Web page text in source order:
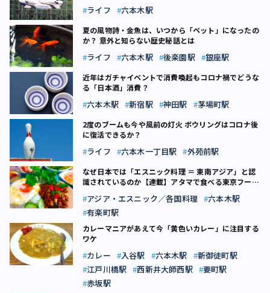
ライフ 六本木駅
夏の風物詩・金魚は、いつから「ペット」になったの
か？ 意外と知らない歴史秘話とは
ライフ 六本木駅 後楽園駅 銀座駅
近年はガチャイベントで消費喚起も――コロナ禍でどうな
る「日本酒」消費？
六本木駅 新宿駅 神田駅 茅場町駅
2度のブームも今や風前の灯火 ボウリングはコロナ後
に復活できるか？
ライフ 六本木一丁目駅 外苑前駅
なぜ日本では「エスニック料理 ＝ 東南アジア」と認
識されているのか【連載】アタマで食べる東京フード
アジア・エスニック／各国料理
六本木駅
有楽町駅
カレーマニアがあえて今「黄色いカレー」に注目する
ワケ
カレー 入谷駅 六本木駅
新御徒町駅
江戸川橋駅
西新井大師西駅
要町駅
赤坂駅